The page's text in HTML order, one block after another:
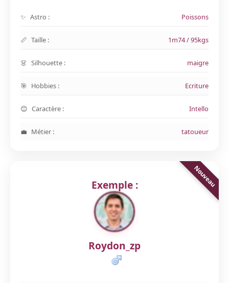
Astro : Poissons
Taille : 1m74 / 95kgs
Silhouette : maigre
Hobbies : Ecriture
Caractère : Intello
Métier : tatoueur
Exemple :
Roydon_zp